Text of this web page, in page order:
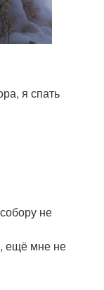
я спать
не
ещё мне не